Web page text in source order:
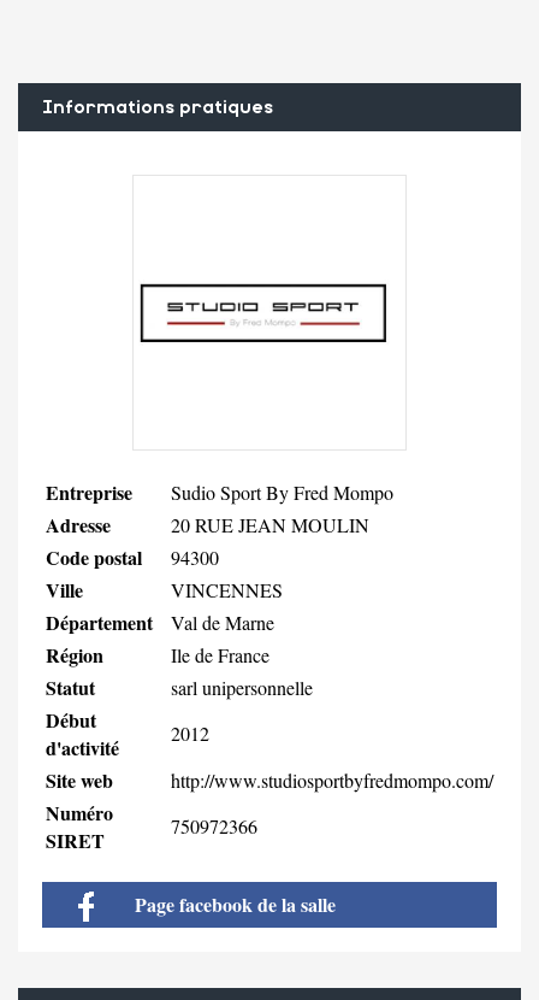
Informations pratiques
Entreprise Sudio Sport By Fred Mompo
Adresse 20 RUE JEAN MOULIN
Code postal 94300
Ville VINCENNES
Département Val de Marne
Région Ile de France
Statut sarl unipersonnelle
Début
d'activité
2012
Site web http://www.studiosportbyfredmompo.com/
Numéro
SIRET
750972366
Page facebook de la salle